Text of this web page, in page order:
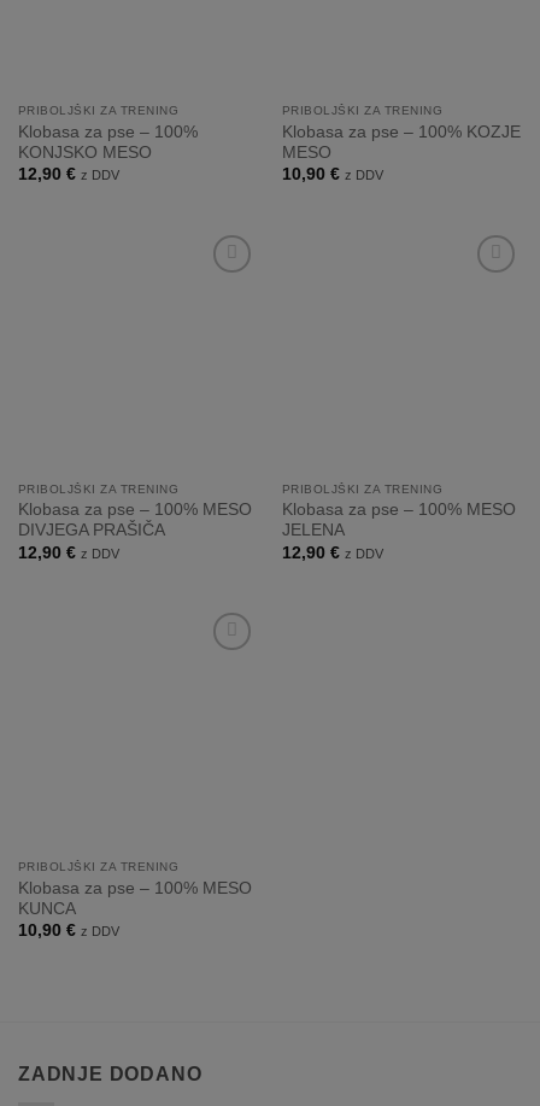
PRIBOLJŠKI ZA TRENING
Klobasa za pse – 100%
KONJSKO MESO
12,90 € z DDV
PRIBOLJŠKI ZA TRENING
Klobasa za pse – 100% KOZJE
MESO
10,90 € z DDV
PRIBOLJŠKI ZA TRENING
Klobasa za pse – 100% MESO
DIVJEGA PRAŠIČA
12,90 € z DDV
PRIBOLJŠKI ZA TRENING
Klobasa za pse – 100% MESO
JELENA
12,90 € z DDV
PRIBOLJŠKI ZA TRENING
Klobasa za pse – 100% MESO
KUNCA
10,90 € z DDV
ZADNJE DODANO